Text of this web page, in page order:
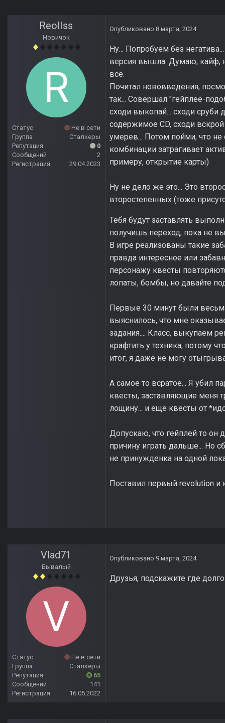
ReolIss
Новичок
Статус
Не в сети
Группа
Сталкеры
Репутация
0
Сообщений
2
Регистрация
29.04.2023
Опубликовано 8 марта, 2024
Ну... Попробуем без
версия вышла. Думаю, кайф,
всё.
Почитал нововведения,
так... Совершал "гейплее-
сходи выкопай... сходи
содержимое CD, сходи
умерев... Потом пойми, что
комбинации затрагивает
примеру, открытие карты)
Ну не дело же это... Это
второстепенных (тоже
Тебя будут заставлять
получишь переход, пока не
В игре реализованы такие
правда интересное или
персонажу квесты
лопаты, бомбы, но давайте
Первые 30 минут были
выяснилось, что мне
задания.... Класс, выкупаем
крафтить у техника, потому
итог, я даже не могу
А самое то всратое... Я убил
квесты, заставляющие меня
лощину... и еще квесты от
Допускаю, что гейплей то он
причину играть дальше... Но
не принужденка на одной
Поставил первый revolution и
Vlad71
Бывалый
Статус
Не в сети
Группа
Сталкеры
Репутация
65
Сообщений
141
Регистрация
16.05.2022
Опубликовано 9 марта, 2024
Друзья, подскажите где